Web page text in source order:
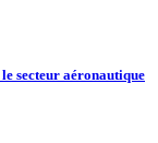
secteur aéronautique